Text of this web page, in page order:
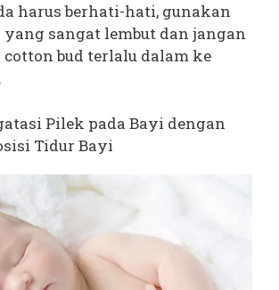
harus berhati-hati, gunakan
yang sangat lembut dan jangan
bud terlalu dalam ke
Pilek pada Bayi dengan
Tidur Bayi